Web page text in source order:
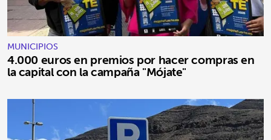
MUNICIPIOS
4.000 euros en premios por hacer compras en
la capital con la campaña "Mójate"